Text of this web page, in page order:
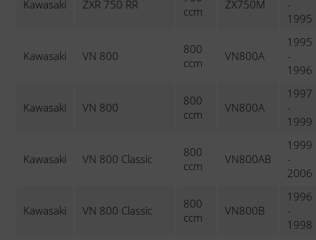
Kawasaki ZXR 750 RR
ccm
ZX750M
-
1995
Kawasaki VN 800
800
ccm
VN800A
1995
-
1996
Kawasaki VN 800
800
ccm
VN800A
1997
-
1999
Kawasaki VN 800 Classic
800
ccm
VN800AB
1999
-
2006
Kawasaki VN 800 Classic
800
ccm
VN800B
1996
-
1998